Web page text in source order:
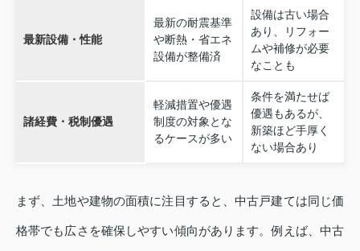
最新設備・性能
最新の耐震基準
や断熱・省エネ
設備が整備済
設備は古い場合
あり、リフォー
ムや補修が必要
なことも
諸経費・税制優遇
軽減措置や優遇
制度の対象とな
るケースが多い
条件を満たせば
優遇もあるが、
新築ほど手厚く
ない場合あり
まず、土地や建物の面積に注目すると、中古戸建ては同じ価
格帯でも広さを確保しやすい傾向があります。例えば、中古